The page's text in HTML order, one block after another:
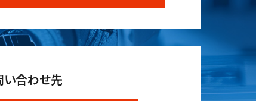
い合わせ先